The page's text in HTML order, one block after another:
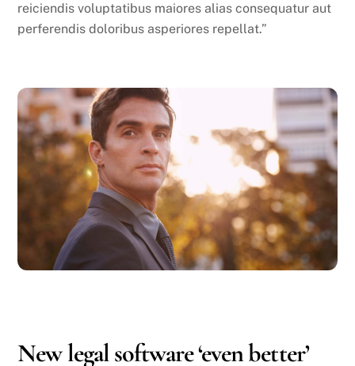
reiciendis voluptatibus maiores alias consequatur aut
perferendis doloribus asperiores repellat.”
New legal software ‘even better’